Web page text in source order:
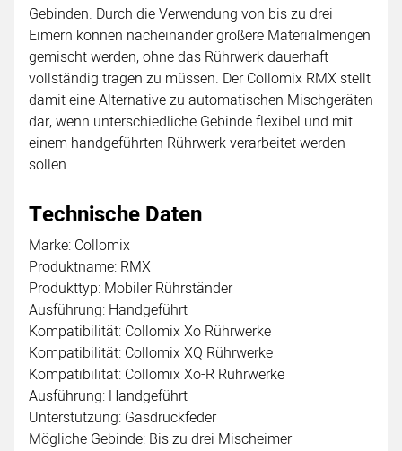
Gebinden. Durch die Verwendung von bis zu drei
Eimern können nacheinander größere Materialmengen
gemischt werden, ohne das Rührwerk dauerhaft
vollständig tragen zu müssen. Der Collomix RMX stellt
damit eine Alternative zu automatischen Mischgeräten
dar, wenn unterschiedliche Gebinde flexibel und mit
einem handgeführten Rührwerk verarbeitet werden
sollen.
Technische Daten
Marke: Collomix
Produktname: RMX
Produkttyp: Mobiler Rührständer
Ausführung: Handgeführt
Kompatibilität: Collomix Xo Rührwerke
Kompatibilität: Collomix XQ Rührwerke
Kompatibilität: Collomix Xo-R Rührwerke
Ausführung: Handgeführt
Unterstützung: Gasdruckfeder
Mögliche Gebinde: Bis zu drei Mischeimer